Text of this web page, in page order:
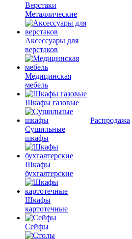
Верстаки
Металлические
Аксессуары для
верстаков
Медицинская
мебель
Шкафы газовые
Сушильные
шкафы
Шкафы
бухгалтерские
Шкафы
картотечные
Сейфы
Распродажа